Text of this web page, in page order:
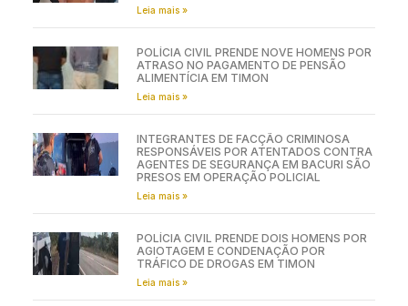
Leia mais »
POLÍCIA CIVIL PRENDE NOVE HOMENS POR
ATRASO NO PAGAMENTO DE PENSÃO
ALIMENTÍCIA EM TIMON
Leia mais »
INTEGRANTES DE FACÇÃO CRIMINOSA
RESPONSÁVEIS POR ATENTADOS CONTRA
AGENTES DE SEGURANÇA EM BACURI SÃO
PRESOS EM OPERAÇÃO POLICIAL
Leia mais »
POLÍCIA CIVIL PRENDE DOIS HOMENS POR
AGIOTAGEM E CONDENAÇÃO POR
TRÁFICO DE DROGAS EM TIMON
Leia mais »